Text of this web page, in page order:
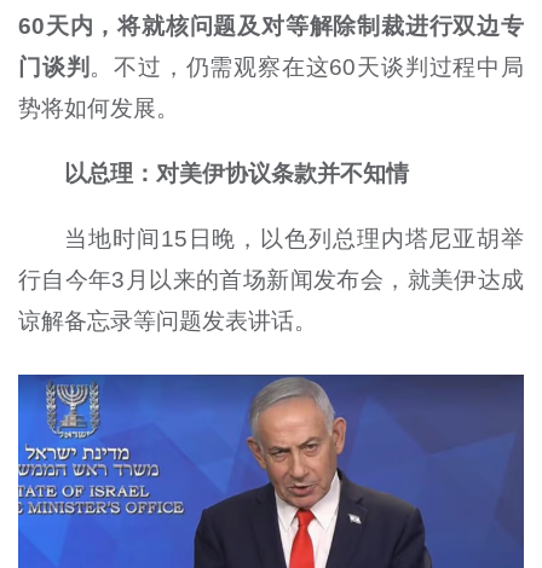
60天内，将就核问题及对等解除制裁进行双边专
门谈判 。不过，仍需观察在这60天谈判过程中局
势将如何发展。
以总理：对美伊协议条款并不知情
当地时间15日晚，以色列总理内塔尼亚胡举
行自今年3月以来的首场新闻发布会，就美伊达成
谅解备忘录等问题发表讲话。